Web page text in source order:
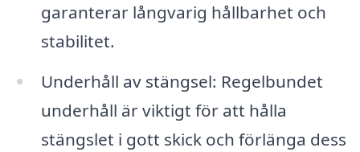
garanterar långvarig hållbarhet och
stabilitet.
Underhåll av stängsel: Regelbundet
underhåll är viktigt för att hålla
stängslet i gott skick och förlänga dess